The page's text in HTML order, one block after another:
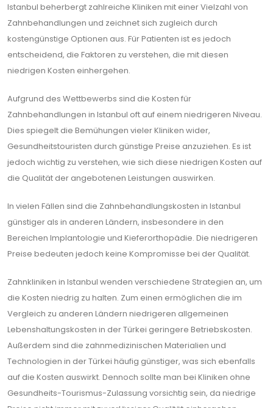
Istanbul beherbergt zahlreiche Kliniken mit einer Vielzahl von
Zahnbehandlungen und zeichnet sich zugleich durch
kostengünstige Optionen aus. Für Patienten ist es jedoch
entscheidend, die Faktoren zu verstehen, die mit diesen
niedrigen Kosten einhergehen.
Aufgrund des Wettbewerbs sind die Kosten für
Zahnbehandlungen in Istanbul oft auf einem niedrigeren Niveau.
Dies spiegelt die Bemühungen vieler Kliniken wider,
Gesundheitstouristen durch günstige Preise anzuziehen. Es ist
jedoch wichtig zu verstehen, wie sich diese niedrigen Kosten auf
die Qualität der angebotenen Leistungen auswirken.
In vielen Fällen sind die Zahnbehandlungskosten in Istanbul
günstiger als in anderen Ländern, insbesondere in den
Bereichen Implantologie und Kieferorthopädie. Die niedrigeren
Preise bedeuten jedoch keine Kompromisse bei der Qualität.
Zahnkliniken in Istanbul wenden verschiedene Strategien an, um
die Kosten niedrig zu halten. Zum einen ermöglichen die im
Vergleich zu anderen Ländern niedrigeren allgemeinen
Lebenshaltungskosten in der Türkei geringere Betriebskosten.
Außerdem sind die zahnmedizinischen Materialien und
Technologien in der Türkei häufig günstiger, was sich ebenfalls
auf die Kosten auswirkt. Dennoch sollte man bei Kliniken ohne
Gesundheits-Tourismus-Zulassung vorsichtig sein, da niedrige